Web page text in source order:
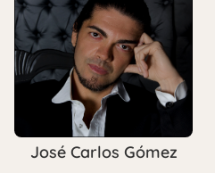
José Carlos Gómez